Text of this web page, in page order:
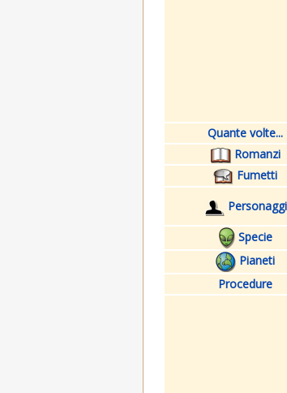
Quante volte...
Romanzi
Fumetti
Personaggi
Specie
Pianeti
Procedure